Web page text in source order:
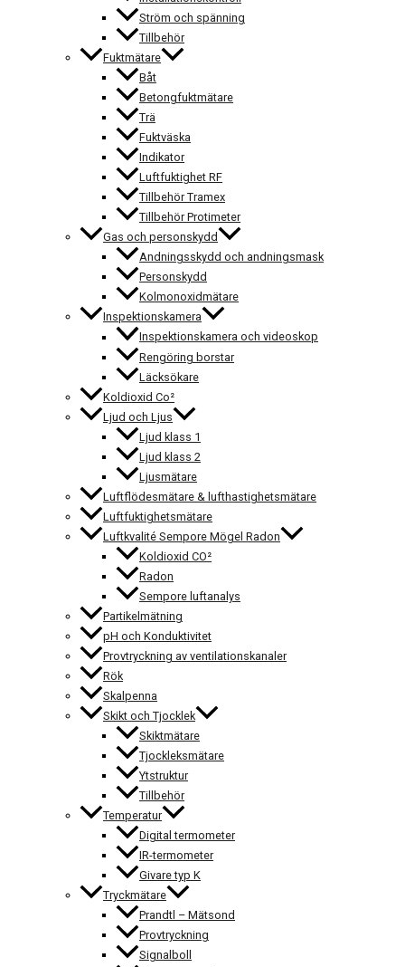
Ström och spänning
Tillbehör
Fuktmätare
Båt
Betongfuktmätare
Trä
Fuktväska
Indikator
Luftfuktighet RF
Tillbehör Tramex
Tillbehör Protimeter
Gas och personskydd
Andningsskydd och andningsmask
Personskydd
Kolmonoxidmätare
Inspektionskamera
Inspektionskamera och videoskop
Rengöring borstar
Läcksökare
Koldioxid Co²
Ljud och Ljus
Ljud klass 1
Ljud klass 2
Ljusmätare
Luftflödesmätare & lufthastighetsmätare
Luftfuktighetsmätare
Luftkvalité Sempore Mögel Radon
Koldioxid CO²
Radon
Sempore luftanalys
Partikelmätning
pH och Konduktivitet
Provtryckning av ventilationskanaler
Rök
Skalpenna
Skikt och Tjocklek
Skiktmätare
Tjockleksmätare
Ytstruktur
Tillbehör
Temperatur
Digital termometer
IR-termometer
Givare typ K
Tryckmätare
Prandtl – Mätsond
Provtryckning
Signalboll